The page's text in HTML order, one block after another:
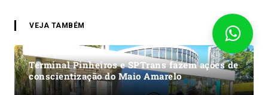
VEJA TAMBÉM
Terminal Pinheiros e SPTrans fazem ações de
conscientização do Maio Amarelo